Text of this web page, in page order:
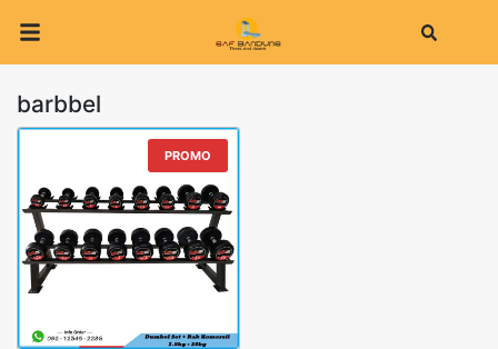
barbbel
PROMO